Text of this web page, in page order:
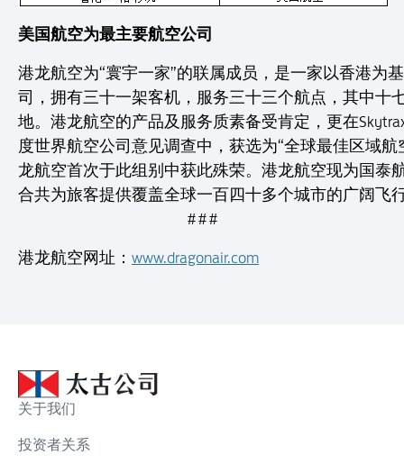
美国航空为最主要航空公司
港龙航空为“寰宇一家”的联属成员，是一家以香港为
司，拥有三十一架客机，服务三十三个航点，其中十
地。港龙航空的产品及服务质素备受肯定，更在
度世界航空公司意见调查中，获选为“全球最佳区域航
龙航空首次于此组别中获此殊荣。港龙航空现为国泰
合共为旅客提供覆盖全球一百四十多个城市的广阔飞
# # #
港龙航空网址： www.dragonair.com
关于我们
投资者关系